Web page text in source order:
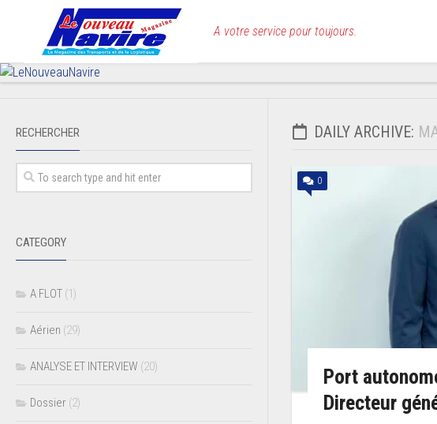
A votre service pour toujours.
DAILY ARCHIVE:
0
Port
Directeur
RECHERCHER
CATEGORY
A FLOT (1)
Aérien (29)
ANALYSE ET INTERVIEW (20)
Dossier (2)